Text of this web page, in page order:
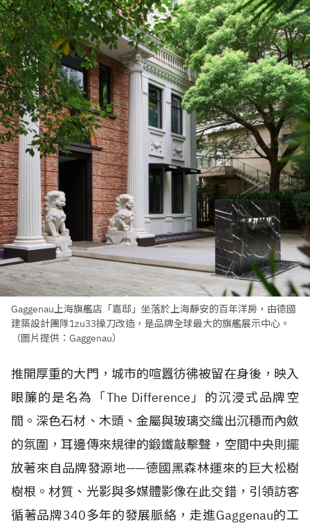
Gaggenau上海旗艦店「嘉邸」坐落於上海靜安的百年洋房，由德國
建築設計團隊1zu33操刀改造，是品牌全球最大的旗艦展示中心。
（圖片提供：Gaggenau）
推開厚重的大門，城市的喧囂彷彿被留在身後，映入
眼簾的是名為「The Difference」的沉浸式品牌空
間。深色石材、木頭、金屬與玻璃交織出沉穩而內斂
的氛圍，耳邊傳來規律的鍛鐵敲擊聲，空間中央則擺
放著來自品牌發源地——德國黑森林運來的巨大松樹
樹根。材質、光影與多媒體影像在此交錯，引領訪客
循著品牌340多年的發展脈絡，走進Gaggenau的工